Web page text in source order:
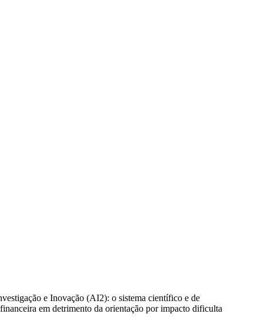
e Inovação (AI2): o sistema científico e de
em detrimento da orientação por impacto dificulta